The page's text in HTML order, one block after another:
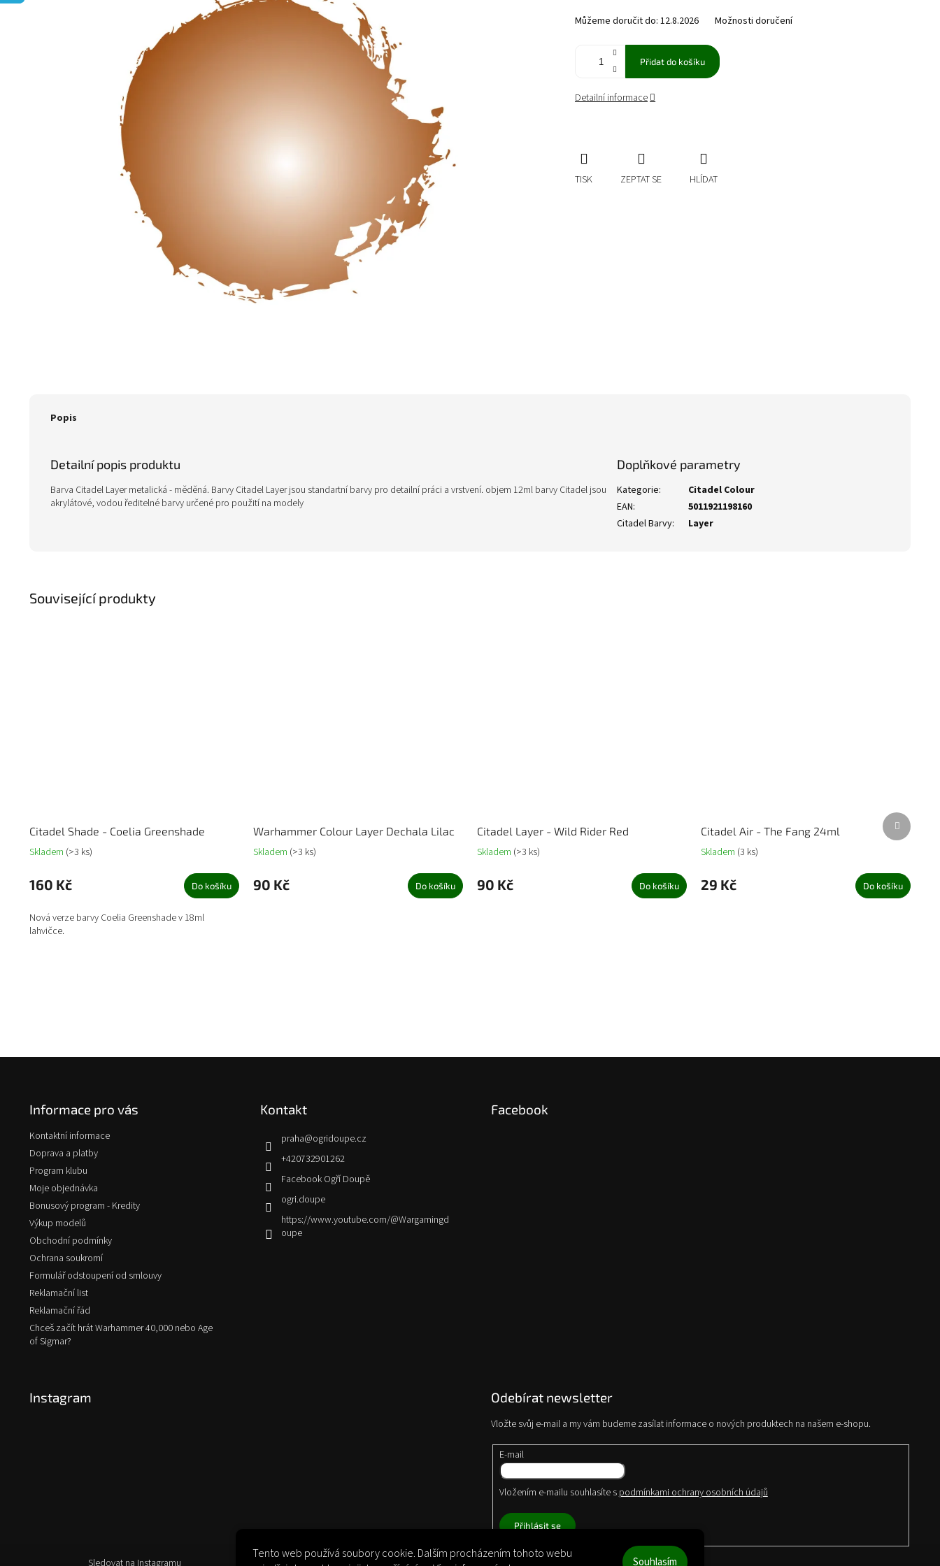
Tento web používá soubory cookie. Dalším procházením tohoto webu
Souhlasím
Můžeme doručit do: 12.8.2026 Možnosti doručení
Přidat do košíku
Detailní informace
TISK ZEPTAT SE HLÍDAT
Související produkty
Citadel Shade - Coelia Greenshade
Skladem (>3 ks)
160 Kč Do košíku
Nová verze barvy Coelia Greenshade v 18ml
lahvičce.
Warhammer Colour Layer Dechala Lilac
Skladem (>3 ks)
90 Kč Do košíku
Citadel Layer - Wild Rider Red
Skladem (>3 ks)
90 Kč Do košíku
Citadel Air - The Fang 24ml
Skladem (3 ks)
29 Kč Do košíku
Další
produkt
Popis
Detailní popis produktu
Barva Citadel Layer metalická - měděná. Barvy Citadel Layer jsou standartní barvy pro detailní práci a vrstvení. objem 12ml barvy Citadel jsou
akrylátové, vodou ředitelné barvy určené pro použití na modely
Doplňkové parametry
Kategorie:
Citadel Colour
EAN:
5011921198160
Citadel Barvy: Layer
Informace pro vás
Kontaktní informace
Doprava a platby
Program klubu
Moje objednávka
Bonusový program - Kredity
Výkup modelů
Obchodní podmínky
Ochrana soukromí
Formulář odstoupení od smlouvy
Reklamační list
Reklamační řád
Chceš začít hrát Warhammer 40,000 nebo Age
of Sigmar?
Kontakt
praha@ogridoupe.cz
+420732901262
Facebook Ogří Doupě
ogri.doupe
https://www.youtube.com/@Wargamingd
oupe
Facebook
Instagram Odebírat newsletter
Vložte svůj e-mail a my vám budeme zasílat informace o nových produktech na našem e-shopu.
E-mail
Vložením e-mailu souhlasíte spodmínkami ochrany osobních údajů
Přihlásit se